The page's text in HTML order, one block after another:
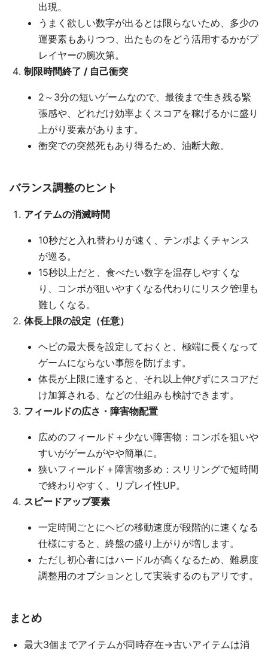
出現。
うまく欲しい数字が出るとは限らないため、多少の
運要素もありつつ、出たものをどう活用するかがプ
レイヤーの腕次第。
制限時間終了 / 自己衝突
2～3分の短いゲームなので、最後まで生き残る緊
張感や、どれだけ効率よくスコアを稼げるかに盛り
上がり要素があります。
衝突での突然死もあり得るため、油断大敵。
バランス調整のヒント
アイテムの消滅時間
10秒だと入れ替わりが速く、テンポよくチャンス
が巡る。
15秒以上だと、食べたい数字を温存しやすくな
り、コンボが狙いやすくなる代わりにリスク管理も
難しくなる。
体長上限の設定（任意）
ヘビの最大長を設定しておくと、極端に長くなって
ゲームにならない事態を防げます。
体長が上限に達すると、それ以上伸びずにスコアだ
け加算される、などの仕組みも検討できます。
フィールドの広さ・障害物配置
広めのフィールド＋少ない障害物：コンボを狙いや
すいがゲームがやや簡単に。
狭いフィールド＋障害物多め：スリリングで短時間
で終わりやすく、リプレイ性UP。
スピードアップ要素
一定時間ごとにヘビの移動速度が段階的に速くなる
仕様にすると、終盤の盛り上がりが増します。
ただし初心者にはハードルが高くなるため、難易度
調整用のオプションとして実装するのもアリです。
まとめ
最大3個までアイテムが同時存在→古いアイテムは消